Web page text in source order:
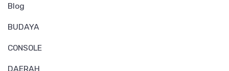
Blog
BUDAYA
CONSOLE
DAERAH